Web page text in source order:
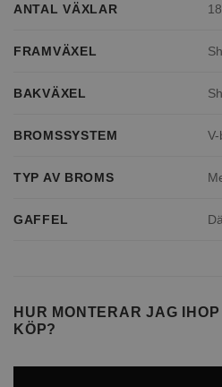
ANTAL VÄXLAR 18
FRAMVÄXEL
BAKVÄXEL
BROMSSYSTEM
TYP AV BROMS
GAFFEL
HUR MONTERAR JAG
KÖP?